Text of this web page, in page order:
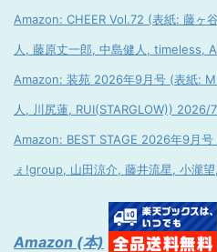
Amazon: CHEER Vol.72 (表紙: 藤
人, 藤原丈一郎, 中島健人, timeless,
Amazon: 装苑 2026年9月号 (表紙:
人, 川尻蓮, RUI(STARGLOW)) 2026/
Amazon: BEST STAGE 2026年9月
ぇ!group, 山田涼介, 藤井流星, 小瀧
Amazon (本)